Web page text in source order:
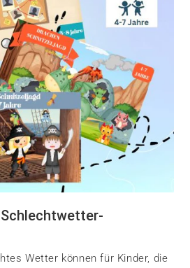
Wetter können für Kinder, die